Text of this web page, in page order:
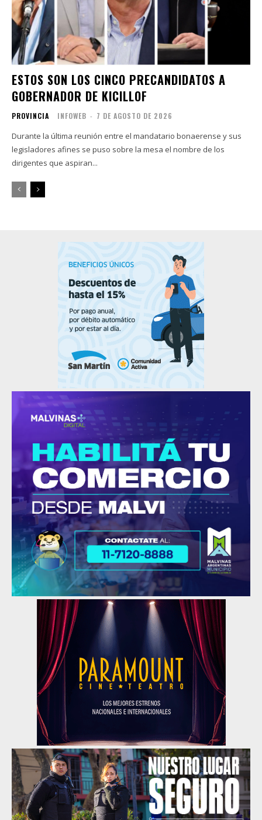
ESTOS SON LOS CINCO PRECANDIDATOS A
GOBERNADOR DE KICILLOF
PROVINCIA INFOWEB - 7 DE AGOSTO DE 2026
Durante la última reunión entre el mandatario bonaerense y sus
legisladores afines se puso sobre la mesa el nombre de los
dirigentes que aspiran...